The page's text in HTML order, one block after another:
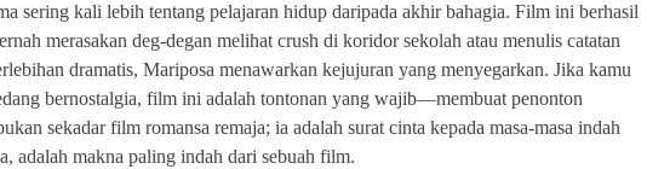
sering kali lebih tentang pelajaran hidup daripada akhir bahagia. Film ini berhasil
merasakan deg-degan melihat crush di koridor sekolah atau menulis catatan
dramatis, Mariposa menawarkan kejujuran yang menyegarkan. Jika kamu
bernostalgia, film ini adalah tontonan yang wajib—membuat penonton
sekadar film romansa remaja; ia adalah surat cinta kepada masa-masa indah
adalah makna paling indah dari sebuah film.